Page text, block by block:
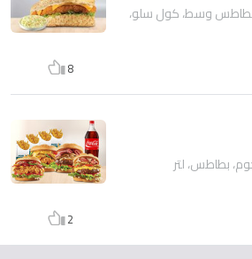
وسط، كول سلو،
8
سنجل لحوم، بطاطس، لتر
2